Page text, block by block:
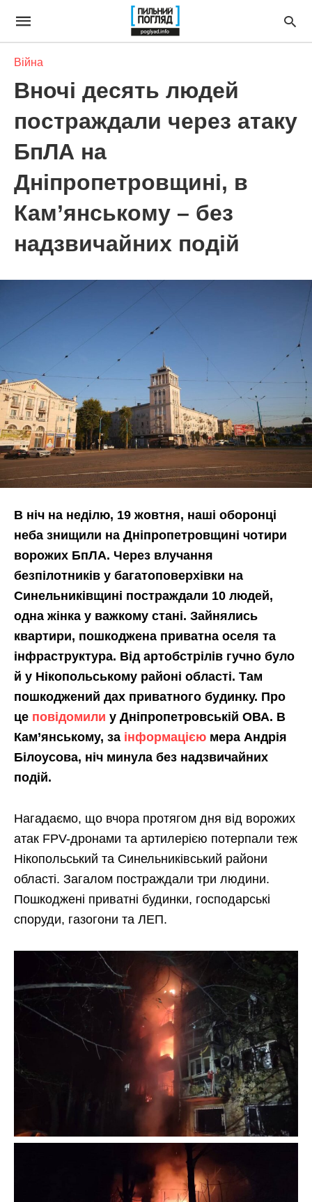
Війна
Вночі десять людей
постраждали через атаку
БпЛА на
Дніпропетровщині, в
Кам’янському – без
надзвичайних подій
В ніч на неділю, 19 жовтня, наші оборонці
неба знищили на Дніпропетровщині чотири
ворожих БпЛА. Через влучання
безпілотників у багатоповерхівки на
Синельниківщині постраждали 10 людей,
одна жінка у важкому стані. Зайнялись
квартири, пошкоджена приватна оселя та
інфраструктура. Від артобстрілів гучно було
й у Нікопольському районі області. Там
пошкоджений дах приватного будинку. Про
це повідомили у Дніпропетровській ОВА. В
Кам’янському, за інформацією мера Андрія
Білоусова, ніч минула без надзвичайних
подій.
Нагадаємо, що вчора протягом дня від ворожих
атак FPV-дронами та артилерією потерпали теж
Нікопольський та Синельниківський райони
області. Загалом постраждали три людини.
Пошкоджені приватні будинки, господарські
споруди, газогони та ЛЕП.